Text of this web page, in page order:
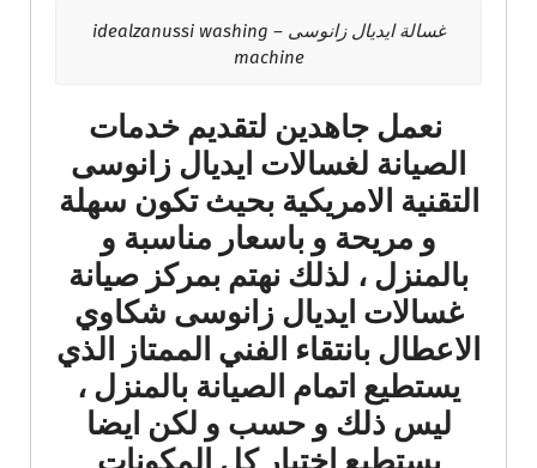
غسالة ايديال زانوسى – idealzanussi washing
machine
نعمل جاهدين لتقديم خدمات
الصيانة لغسالات ايديال زانوسى
التقنية الامريكية بحيث تكون سهلة
و مريحة و باسعار مناسبة و
بالمنزل ، لذلك نهتم بمركز صيانة
غسالات ايديال زانوسى شكاوي
الاعطال بانتقاء الفني الممتاز الذي
يستطيع اتمام الصيانة بالمنزل ،
ليس ذلك و حسب و لكن ايضا